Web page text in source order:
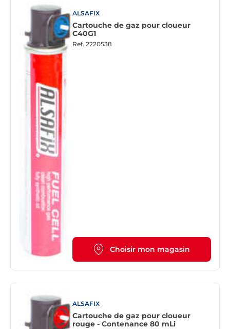
ALSAFIX
Cartouche de gaz pour cloueur
C40G1
Ref. 2220538
Choisir mon magasin
ALSAFIX
Cartouche de gaz pour cloueur
rouge - Contenance 80 mLi